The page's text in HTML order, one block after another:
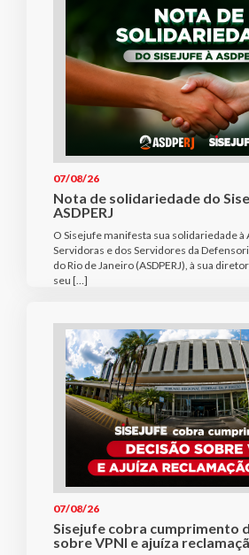
07/08/26
Nota de solidariedade do
ASDPERJ
O Sisejufe manifesta sua solidariedade à
Servidoras e dos Servidores da
do Rio de Janeiro (ASDPERJ), à sua
seu […]
07/08/26
Sisejufe cobra cumprimento
sobre VPNI e ajuíza